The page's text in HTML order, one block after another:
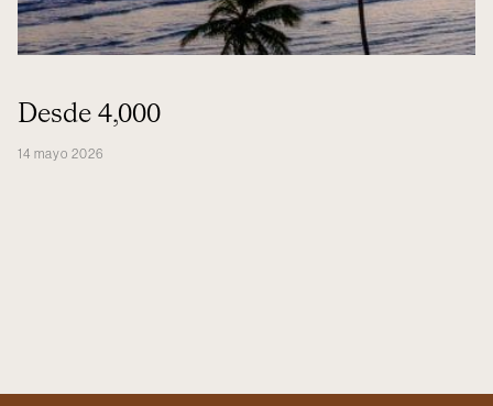
Desde 4,000
14 mayo 2026